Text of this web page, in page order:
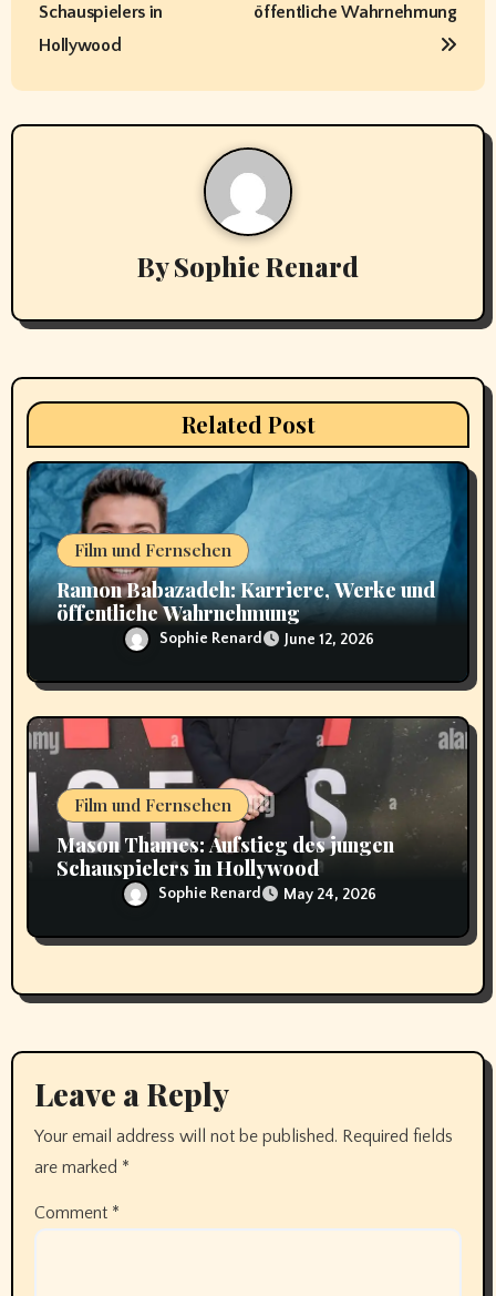
n
a
a
t
o
n
Schauspielers in
Hollywood
öffentliche Wahrnehmung
BySophie Renard
Related Post
Film und Fernsehen
Ramon Babazadeh: Karriere, Werke und
öffentliche Wahrnehmung
Sophie Renard June 12, 2026
Film und Fernsehen
Mason Thames: Aufstieg des jungen
Schauspielers in Hollywood
Sophie Renard May 24, 2026
Leave a Reply
Your email address will not be published. Required fields
are marked *
Comment *